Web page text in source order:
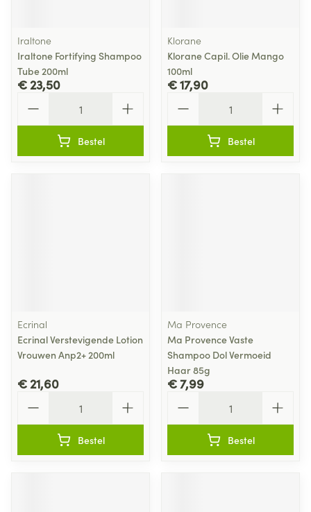
Iraltone
Iraltone Fortifying Shampoo
Tube 200ml
€ 23,50
Bestel
Klorane
Klorane Capil. Olie Mango
100ml
€ 17,90
Bestel
Ecrinal
Ecrinal Verstevigende Lotion
Vrouwen Anp2+ 200ml
€ 21,60
Bestel
Ma Provence
Ma Provence Vaste
Shampoo Dol Vermoeid
Haar 85g
€ 7,99
Bestel